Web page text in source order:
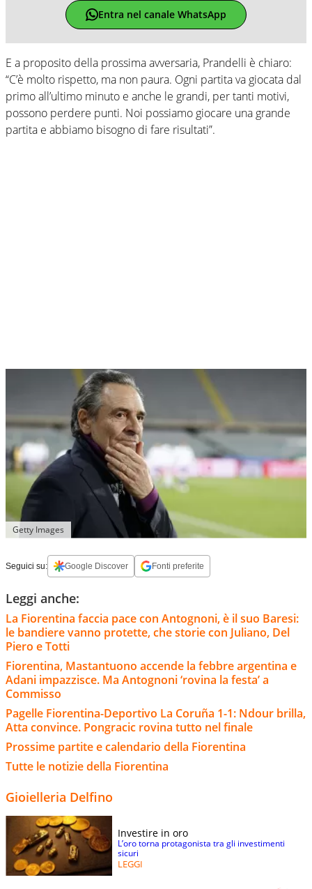
Entra nel canale WhatsApp
E a proposito della prossima avversaria, Prandelli è chiaro:
“C’è molto rispetto, ma non paura. Ogni partita va giocata dal
primo all’ultimo minuto e anche le grandi, per tanti motivi,
possono perdere punti. Noi possiamo giocare una grande
partita e abbiamo bisogno di fare risultati”.
Getty Images
Seguici su: Google Discover Fonti preferite
Leggi anche:
La Fiorentina faccia pace con Antognoni, è il suo Baresi:
le bandiere vanno protette, che storie con Juliano, Del
Piero e Totti
Fiorentina, Mastantuono accende la febbre argentina e
Adani impazzisce. Ma Antognoni ‘rovina la festa’ a
Commisso
Pagelle Fiorentina-Deportivo La Coruña 1-1: Ndour brilla,
Atta convince. Pongracic rovina tutto nel finale
Prossime partite e calendario della Fiorentina
Tutte le notizie della Fiorentina
Gioielleria Delfino
Investire in oro
L’oro torna protagonista tra gli investimenti
sicuri
LEGGI